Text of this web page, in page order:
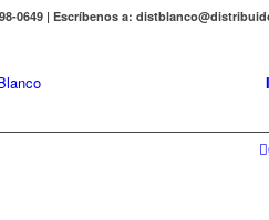
0649 | Escríbenos a: